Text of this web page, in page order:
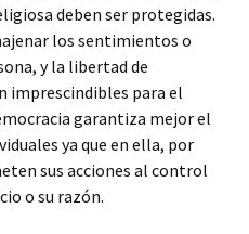
deben ser protegidas.
los sentimientos o
y la libertad de
imprescindibles para el
garantiza mejor el
ya que en ella, por
sus acciones al control
o su razón.